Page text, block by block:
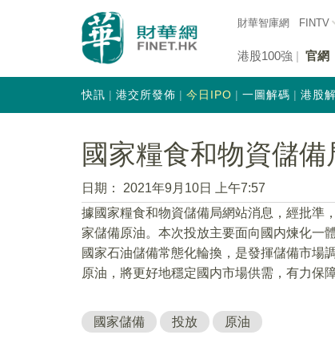
財華智庫網 FINTV
港股100強 官網
快訊 港交所發佈 今日IPO 一圖解碼 港股
國家糧食和物資儲
日期：
2021年9月10日 上午7:57
據國家糧食和物資儲備局網站消息，經批準
家儲備原油。本次投放主要面向國内煉化一
國家石油儲備常態化輪換，是發揮儲備市場
原油，將更好地穩定國内市場供需，有力保
國家儲備 投放 原油